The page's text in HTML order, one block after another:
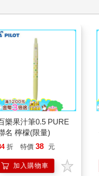
樂果汁筆0.5 PURE
名 檸檬(限量)
折 特價 38 元
加入購物車